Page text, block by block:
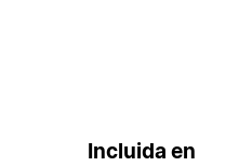
Incluida en